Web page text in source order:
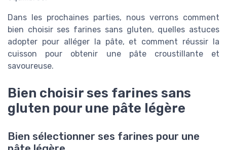
Dans les prochaines parties, nous verrons comment
bien choisir ses farines sans gluten, quelles astuces
adopter pour alléger la pâte, et comment réussir la
cuisson pour obtenir une pâte croustillante et
savoureuse.
Bien choisir ses farines sans
gluten pour une pâte légère
Bien sélectionner ses farines pour une